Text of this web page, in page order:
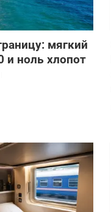
мягкий
и ноль хлопот